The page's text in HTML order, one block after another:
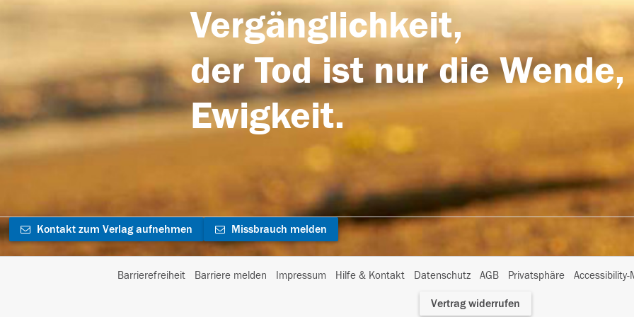
Vergänglichkeit,
der Tod ist nur die
Ewigkeit.
Kontakt zum Verlag aufnehmen Missbrauch melden
Barrierefreiheit Barriere melden Impressum Hilfe & Kontakt Datenschutz AGB Privatsphäre
I
Vertrag widerrufen